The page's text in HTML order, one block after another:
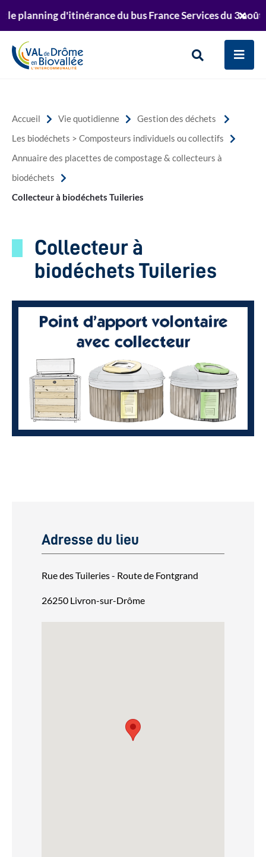
Aller à la recherche
Retrouvez le planning de passage de la
d'itinérance du bus France Services du 3 août au
Rechercher
Accueil Vie quotidienne
Gestion des déchets
Les biodéchets > Composteurs individuels ou collectifs
Annuaire des placettes de compostage & collecteurs à
biodéchets
Collecteur à biodéchets Tuileries
Collecteur à
biodéchets Tuileries
Adresse du lieu
Rue des Tuileries - Route de Fontgrand
26250 Livron-sur-Drôme